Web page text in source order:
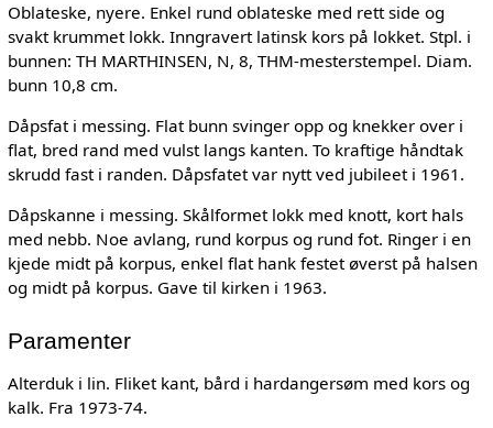
Oblateske, nyere. Enkel rund oblateske med rett side og
svakt krummet lokk. Inngravert latinsk kors på lokket. Stpl. i
bunnen: TH MARTHINSEN, N, 8, THM-mesterstempel. Diam.
bunn 10,8 cm.
Dåpsfat i messing. Flat bunn svinger opp og knekker over i
flat, bred rand med vulst langs kanten. To kraftige håndtak
skrudd fast i randen. Dåpsfatet var nytt ved jubileet i 1961.
Dåpskanne i messing. Skålformet lokk med knott, kort hals
med nebb. Noe avlang, rund korpus og rund fot. Ringer i en
kjede midt på korpus, enkel flat hank festet øverst på halsen
og midt på korpus. Gave til kirken i 1963.
Paramenter
Alterduk i lin. Fliket kant, bård i hardangersøm med kors og
kalk. Fra 1973-74.